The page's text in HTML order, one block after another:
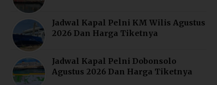
Jadwal Kapal Pelni KM Wilis Agustus
2026 Dan Harga Tiketnya
Jadwal Kapal Pelni Dobonsolo
Agustus 2026 Dan Harga Tiketnya